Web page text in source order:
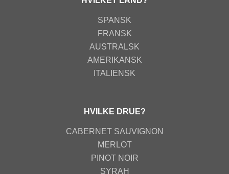
SPANSK
FRANSK
AUSTRALSK
AMERIKANSK
ITALIENSK
HVILKE DRUE?
CABERNET SAUVIGNON
MERLOT
PINOT NOIR
SYRAH